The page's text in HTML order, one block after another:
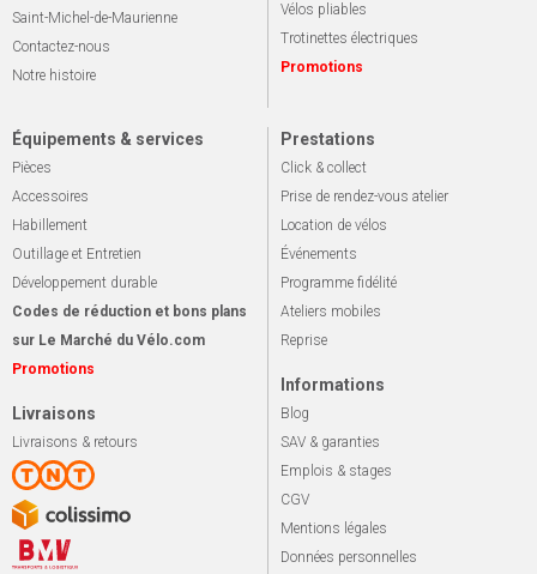
Saint-Michel-de-Maurienne
Contactez-nous
Notre histoire
Vélos pliables
Trotinettes électriques
Promotions
Équipements & services
Pièces
Accessoires
Habillement
Outillage et Entretien
Développement durable
Codes de réduction et bons plans
sur Le Marché du Vélo.com
Promotions
Livraisons
Livraisons & retours
Prestations
Click & collect
Prise de rendez-vous atelier
Location de vélos
Événements
Programme fidélité
Ateliers mobiles
Reprise
Informations
Blog
SAV & garanties
Emplois & stages
CGV
Mentions légales
Données personnelles